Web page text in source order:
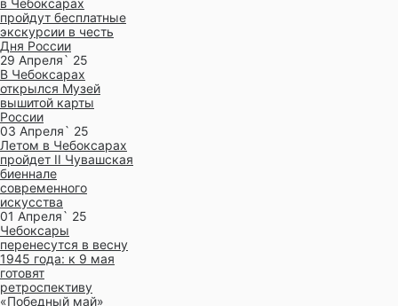
в Чебоксарах
пройдут бесплатные
экскурсии в честь
Дня России
29 Апреля` 25
В Чебоксарах
открылся Музей
вышитой карты
России
03 Апреля` 25
Летом в Чебоксарах
пройдет II Чувашская
биеннале
современного
искусства
01 Апреля` 25
Чебоксары
перенесутся в весну
1945 года: к 9 мая
готовят
ретроспективу
«Победный май»